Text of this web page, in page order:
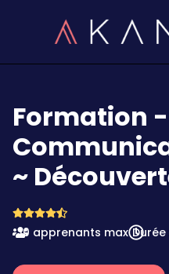
au
Formation
~
10 apprenants max Durée